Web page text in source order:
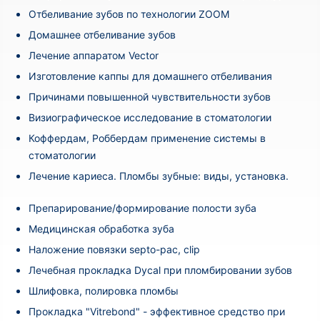
Отбеливание зубов по технологии ZOOM
Домашнее отбеливание зубов
Лечение аппаратом Vector
Изготовление каппы для домашнего отбеливания
Причинами повышенной чувствительности зубов
Визиографическое исследование в стоматологии
Коффердам, Роббердам применение системы в
стоматологии
Лечение кариеса. Пломбы зубные: виды, установка.
Препарирование/формирование полости зуба
Медицинская обработка зуба
Наложение повязки septo-pac, clip
Лечебная прокладка Dycal при пломбировании зубов
Шлифовка, полировка пломбы
Прокладка "Vitrebond" - эффективное средство при